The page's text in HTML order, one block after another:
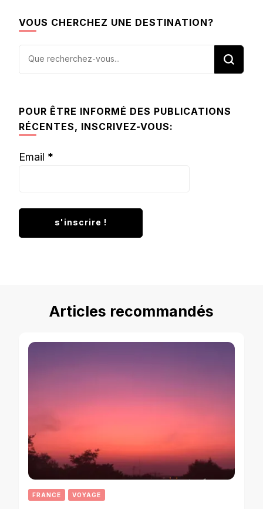
VOUS CHERCHEZ UNE DESTINATION?
Vous
POUR ÊTRE INFORMÉ DES PUBLICATIONS
RÉCENTES, INSCRIVEZ-VOUS:
Email *
Articles recommandés
FRANCE VOYAGE